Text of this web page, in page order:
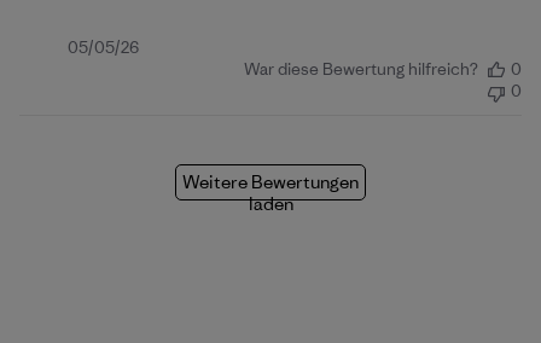
Veröffentlichungsdatum
05/05/26
War diese Bewertung hilfreich?
0
0
Weitere Bewertungen
laden